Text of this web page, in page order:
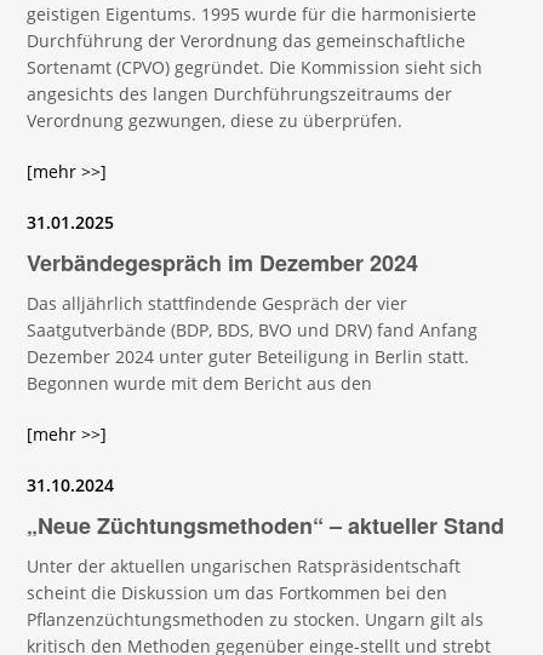
geistigen Eigentums. 1995 wurde für die harmonisierte
Durchführung der Verordnung das gemeinschaftliche
Sortenamt (CPVO) gegründet. Die Kommission sieht sich
angesichts des langen Durchführungszeitraums der
Verordnung gezwungen, diese zu überprüfen.
[mehr >>]
31.01.2025
Verbändegespräch im Dezember 2024
Das alljährlich stattfindende Gespräch der vier
Saatgutverbände (BDP, BDS, BVO und DRV) fand Anfang
Dezember 2024 unter guter Beteiligung in Berlin statt.
Begonnen wurde mit dem Bericht aus den
[mehr >>]
31.10.2024
„Neue Züchtungsmethoden“ – aktueller Stand
Unter der aktuellen ungarischen Ratspräsidentschaft
scheint die Diskussion um das Fortkommen bei den
Pflanzenzüchtungsmethoden zu stocken. Ungarn gilt als
kritisch den Methoden gegenüber einge-stellt und strebt